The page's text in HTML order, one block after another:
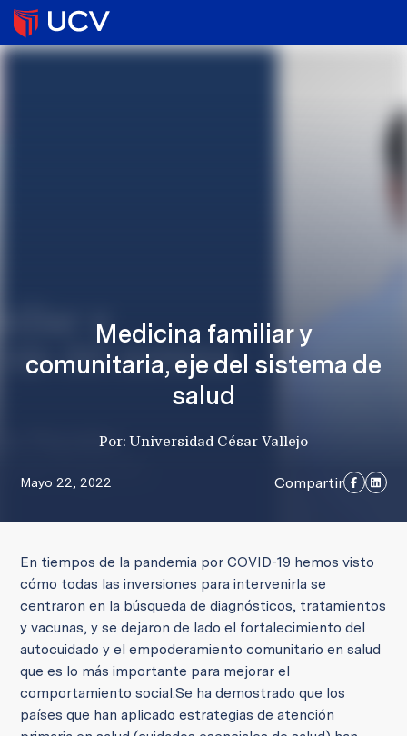
Medicina familiar y
comunitaria, eje del sistema de
salud
Por: Universidad César Vallejo
Mayo 22, 2022 Compartir
En tiempos de la pandemia por COVID-19 hemos visto
cómo todas las inversiones para intervenirla se
centraron en la búsqueda de diagnósticos, tratamientos
y vacunas, y se dejaron de lado el fortalecimiento del
autocuidado y el empoderamiento comunitario en salud
que es lo más importante para mejorar el
comportamiento social.Se ha demostrado que los
países que han aplicado estrategias de atención